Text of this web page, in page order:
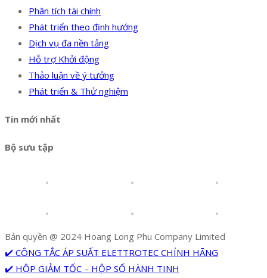
Phân tích tài chính
Phát triển theo định hướng
Dịch vụ đa nền tảng
Hỗ trợ Khởi động
Thảo luận về ý tưởng
Phát triển & Thử nghiệm
Tin mới nhất
Bộ sưu tập
Bản quyền @ 2024 Hoang Long Phu Company Limited
✔️ CÔNG TẮC ÁP SUẤT ELETTROTEC CHÍNH HÃNG
✔️ HỘP GIẢM TỐC – HỘP SỐ HÀNH TINH